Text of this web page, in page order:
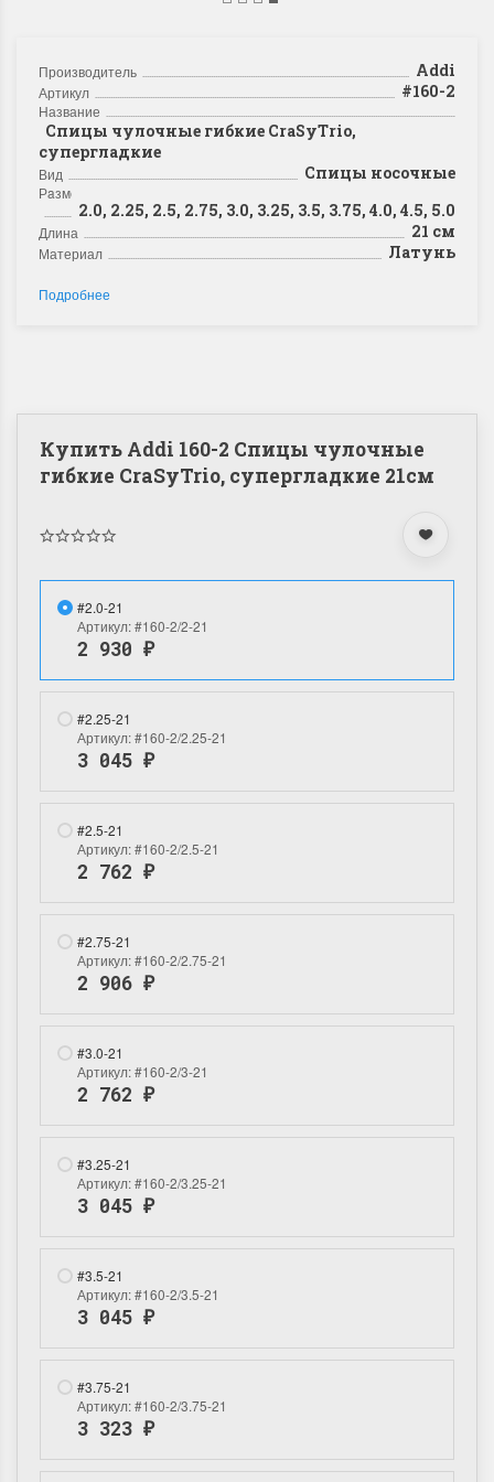
Летние Скидки
!! СКИДКА 20% ‼️ с 1 до 3 июня в
честь первого летнего дня
ПОДРОБНЕЕ
Анастасия Туманова
Dimensions
Анастасия Туманова
Производитель Addi
Артикул #160-2
Название
Спицы чулочные гибкие CraSyTrio,
супергладкие
Вид Спицы носочные
Рaзмер2
2.0, 2.25, 2.5, 2.75, 3.0, 3.25, 3.5, 3.75, 4.0, 4.5, 5.0
Длина 21 см
Материал Латунь
Подробнее
Купить Addi 160-2 Спицы чулочные
гибкие CraSyTrio, супергладкие 21см
#2.0-21
Артикул:#160-2/2-21
2 930 ₽
#2.25-21
Артикул:#160-2/2.25-21
3 045 ₽
#2.5-21
Артикул:#160-2/2.5-21
2 762 ₽
#2.75-21
Артикул:#160-2/2.75-21
2 906 ₽
#3.0-21
Артикул:#160-2/3-21
2 762 ₽
#3.25-21
Артикул:#160-2/3.25-21
3 045 ₽
#3.5-21
Артикул:#160-2/3.5-21
3 045 ₽
#3.75-21
Артикул:#160-2/3.75-21
3 323 ₽